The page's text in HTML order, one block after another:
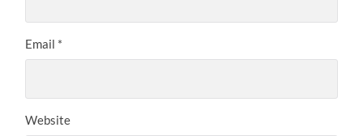
Email *
Website